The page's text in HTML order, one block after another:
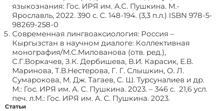
языкознания: Гос. ИРЯ им. А.С. Пушкина. М.-
Ярославль, 2022. 390 с. С. 148-194. (3,3 п.л.) ISBN 978-5-
98269-258-0
Современная лингвоаксиология: Россия –
Кыргызстан в научном диалоге: Коллективная
монография/М.С.Милованова (отв. ред.),
С.Г.Воркачев, З.К. Дербишева, В.И. Карасик, Е.В.
Маринова, Т.В.Нестерова, Г. Г. Слышкин, О. Л.
Сумарокова, М. Дж. Тагаев, С. Ш. Турсуналиев и др.
М.: Гос. ИРЯ им. А. С. Пушкина. 2023. – 346 с. 21,6 усл.
печ. л.М.: Гос. ИРЯ им. А. С. Пушкина. 2023.
Статьи